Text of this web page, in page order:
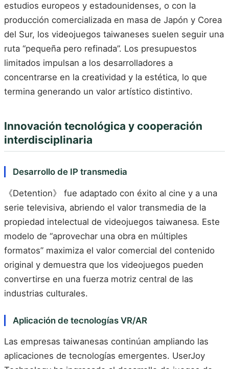
estudios europeos y estadounidenses, o con la
producción comercializada en masa de Japón y Corea
del Sur, los videojuegos taiwaneses suelen seguir una
ruta “pequeña pero refinada”. Los presupuestos
limitados impulsan a los desarrolladores a
concentrarse en la creatividad y la estética, lo que
termina generando un valor artístico distintivo.
Innovación tecnológica y cooperación
interdisciplinaria
Desarrollo de IP transmedia
《Detention》 fue adaptado con éxito al cine y a una
serie televisiva, abriendo el valor transmedia de la
propiedad intelectual de videojuegos taiwanesa. Este
modelo de “aprovechar una obra en múltiples
formatos” maximiza el valor comercial del contenido
original y demuestra que los videojuegos pueden
convertirse en una fuerza motriz central de las
industrias culturales.
Aplicación de tecnologías VR/AR
Las empresas taiwanesas continúan ampliando las
aplicaciones de tecnologías emergentes. UserJoy